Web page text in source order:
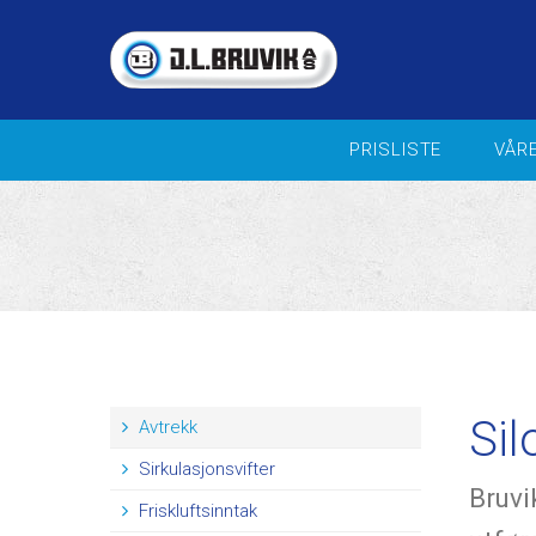
PRISLISTE
Aksialvifter
Kammervifte
Blande- og sirkulasjonsvifter
Avtrekk
Sirkulasjonsvifter
Friskluftsinntak